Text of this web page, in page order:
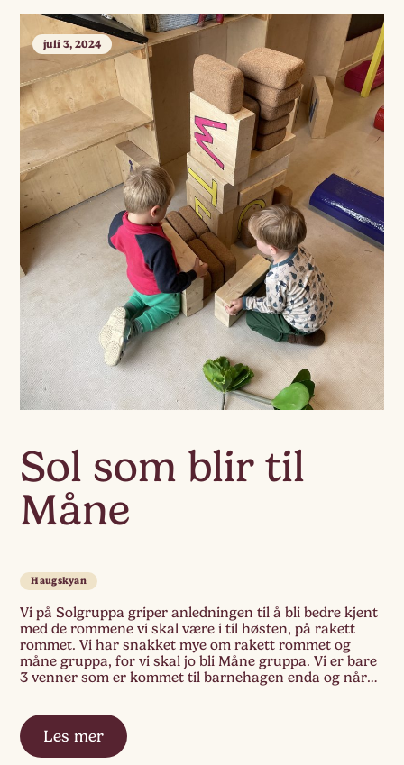
Sol som blir til
Måne
juli 3, 2024
Haugskyan
Vi på Solgruppa griper anledningen til å bli bedre kjent
med de rommene vi skal være i til høsten, på rakett
rommet. Vi har snakket mye om rakett rommet og
måne gruppa, for vi skal jo bli Måne gruppa. Vi er bare
3 venner som er kommet til barnehagen enda og når
Les mer